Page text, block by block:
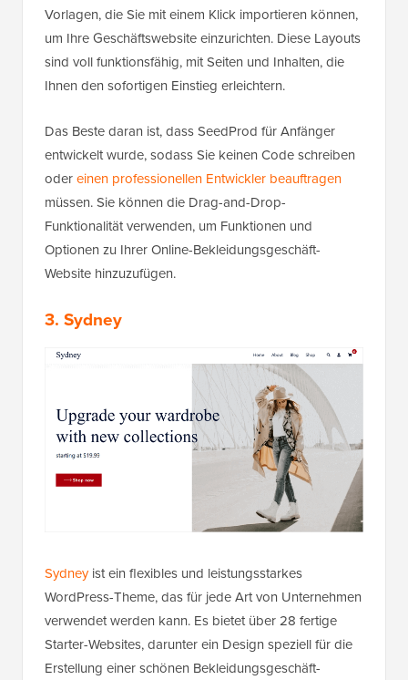
Vorlagen, die Sie mit einem Klick importieren können,
um Ihre Geschäftswebsite einzurichten. Diese Layouts
sind voll funktionsfähig, mit Seiten und Inhalten, die
Ihnen den sofortigen Einstieg erleichtern.
Das Beste daran ist, dass SeedProd für Anfänger
entwickelt wurde, sodass Sie keinen Code schreiben
odereinen professionellen Entwickler beauftragen
müssen. Sie können die Drag-and-Drop-
Funktionalität verwenden, um Funktionen und
Optionen zu Ihrer Online-Bekleidungsgeschäft-
Website hinzuzufügen.
3. Sydney
Sydneyist ein flexibles und leistungsstarkes
WordPress-Theme, das für jede Art von Unternehmen
verwendet werden kann. Es bietet über 28 fertige
Starter-Websites, darunter ein Design speziell für die
Erstellung einer schönen Bekleidungsgeschäft-